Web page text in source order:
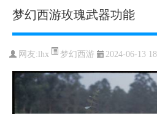
梦幻西游玫瑰武器功能
网友:lhx 梦幻西游 2024-06-13